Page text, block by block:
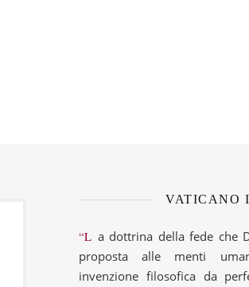
VATICANO I
“La dottrina della fede che Dio rivelò non è
proposta alle menti
invenzione filosofica da